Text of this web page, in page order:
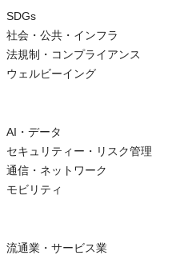
SDGs
社会・公共・インフラ
法規制・コンプライアンス
ウェルビーイング
AI・データ
セキュリティー・リスク管理
通信・ネットワーク
モビリティ
流通業・サービス業